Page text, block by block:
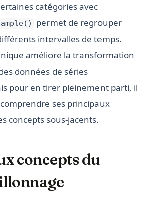
catégories avec
permet de regrouper
intervalles de temps.
améliore la transformation
données de séries
pour en tirer pleinement parti, il
ses principaux
concepts sous-jacents.
concepts du